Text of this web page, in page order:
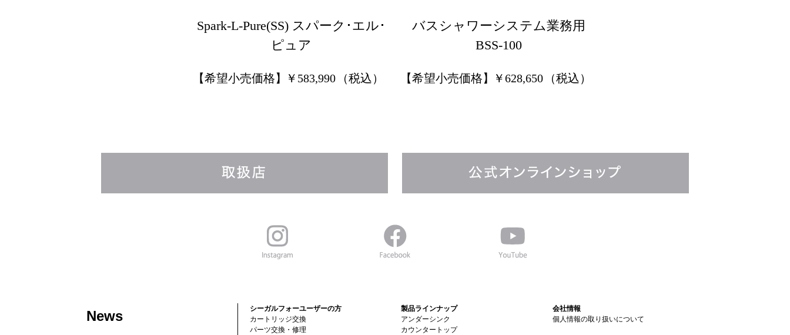
Spark-L-Pure(SS) スパーク･エル･
ピュア
【希望小売価格】 ￥ 583,990 （税込）
バスシャワーシステム業務用
BSS-100
【希望小売価格】 ￥628,650 （税込）
News
シーガルフォーユーザーの方
カートリッジ交換
パーツ交換・修理
製品ラインナップ
アンダーシンク
カウンタートップ
会社情報
個人情報の取り扱いについて